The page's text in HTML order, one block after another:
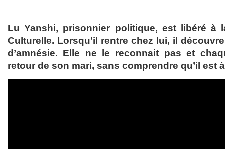
Lu Yanshi, prisonnier politique, est libéré à
Culturelle. Lorsqu’il rentre chez lui, il
d’amnésie. Elle ne le reconnait pas et
retour de son mari, sans comprendre qu’il est